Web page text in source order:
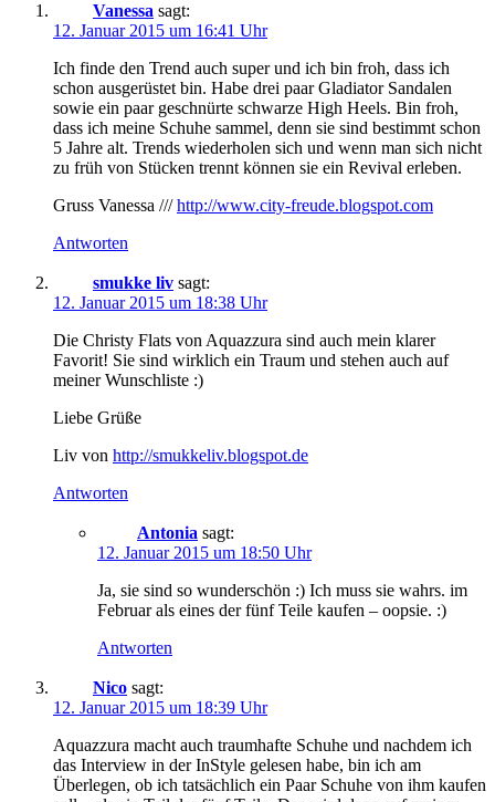
Vanessa sagt:
12. Januar 2015 um 16:41 Uhr
Ich finde den Trend auch super und ich bin froh, dass ich
schon ausgerüstet bin. Habe drei paar Gladiator Sandalen
sowie ein paar geschnürte schwarze High Heels. Bin froh,
dass ich meine Schuhe sammel, denn sie sind bestimmt schon
5 Jahre alt. Trends wiederholen sich und wenn man sich nicht
zu früh von Stücken trennt können sie ein Revival erleben.
Gruss Vanessa ///http://www.city-freude.blogspot.com
Antworten
smukke liv sagt:
12. Januar 2015 um 18:38 Uhr
Die Christy Flats von Aquazzura sind auch mein klarer
Favorit! Sie sind wirklich ein Traum und stehen auch auf
meiner Wunschliste :)
Liebe Grüße
Liv von http://smukkeliv.blogspot.de
Antworten
Antonia sagt:
12. Januar 2015 um 18:50 Uhr
Ja, sie sind so wunderschön :) Ich muss sie wahrs. im
Februar als eines der fünf Teile kaufen – oopsie. :)
Antworten
Nico sagt:
12. Januar 2015 um 18:39 Uhr
Aquazzura macht auch traumhafte Schuhe und nachdem ich
das Interview in der InStyle gelesen habe, bin ich am
Überlegen, ob ich tatsächlich ein Paar Schuhe von ihm kaufen